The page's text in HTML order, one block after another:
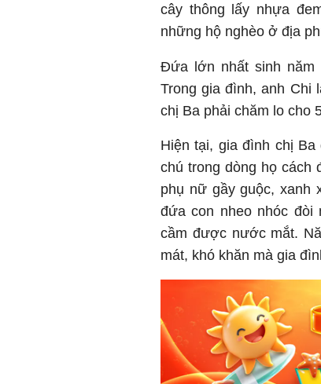
cây thông lấy nhựa
những hộ nghèo ở địa
Đứa lớn nhất sinh năm
Trong gia đình, anh Chi
chị Ba phải chăm lo cho
Hiện tại, gia đình chị
chú trong dòng họ cách
phụ nữ gầy guộc, xanh
đứa con nheo nhóc đòi
cầm được nước mắt.
mát, khó khăn mà gia